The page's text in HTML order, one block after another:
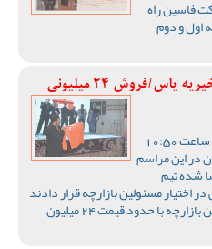
فاسین راه
اول و دوم
حضور خانواده باشگاه مس در خیریه یاس/فروش 24 میلیونی
در این مراسم
شده تیم
اختیار مسئولین بازارچه قرار دادند
که به عنوان با ارزش ترین مورد در این بازارچه با حدود قیمت 24 میلیون